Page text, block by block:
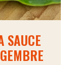
SAUCE